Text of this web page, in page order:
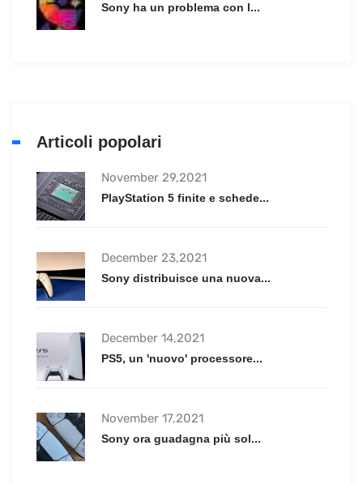
Sony ha un problema con l...
Articoli popolari
November 29,2021
PlayStation 5 finite e schede...
December 23,2021
Sony distribuisce una nuova...
December 14,2021
PS5, un 'nuovo' processore...
November 17,2021
Sony ora guadagna più sol...